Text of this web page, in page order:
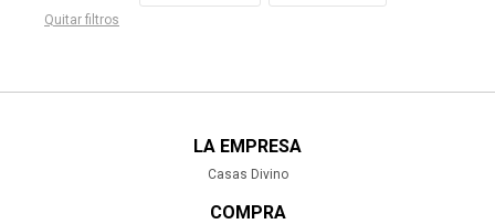
Quitar filtros
LA EMPRESA
Casas Divino
COMPRA